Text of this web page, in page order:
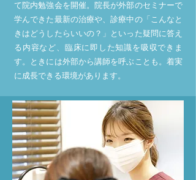
て院内勉強会を開催。院長が外部のセミナーで
学んできた最新の治療や、診療中の「こんなと
きはどうしたらいいの？」といった疑問に答え
る内容など、臨床に即した知識を吸収できま
す。ときには外部から講師を呼ぶことも。着実
に成長できる環境があります。